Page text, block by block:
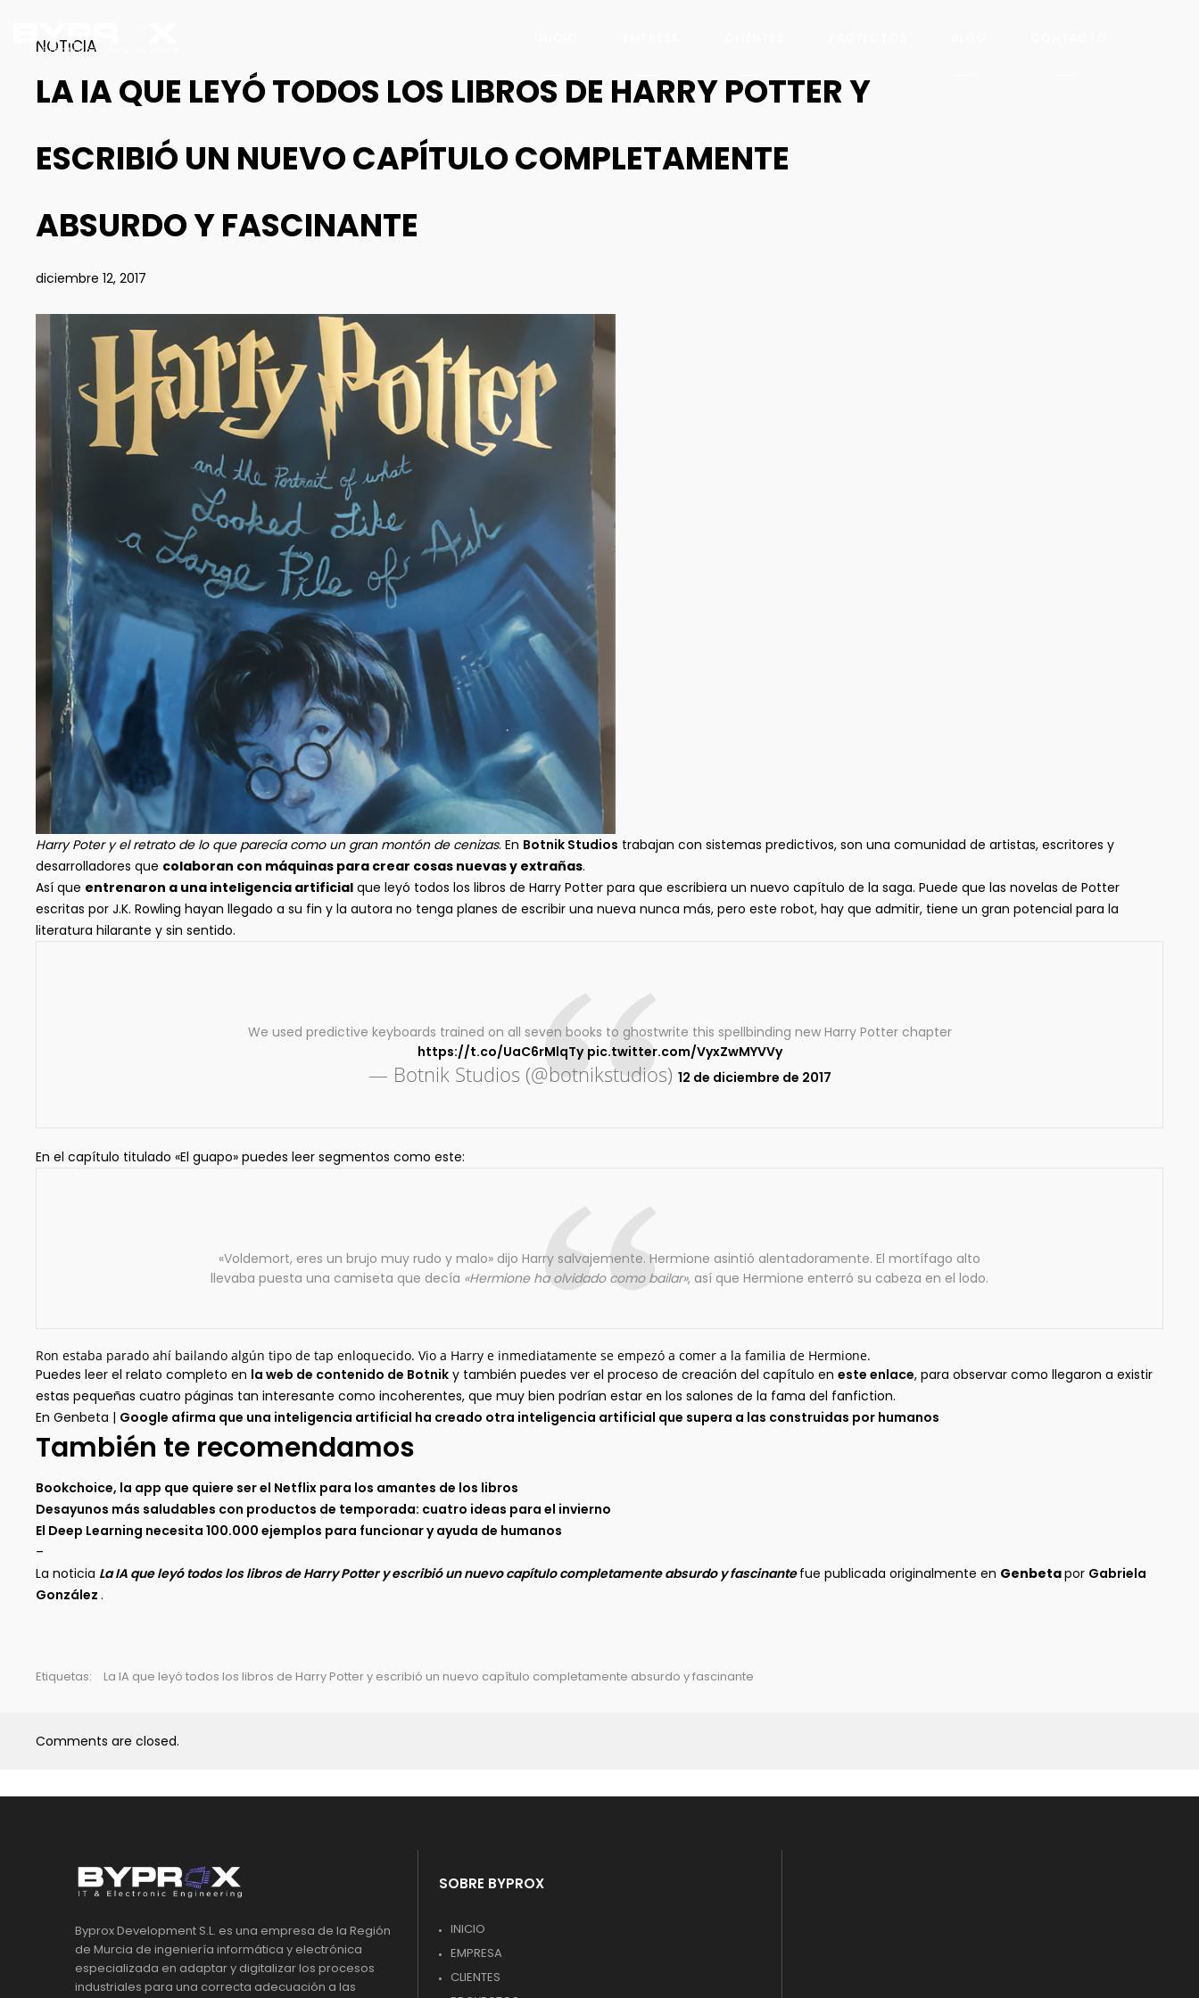
NOTICIA
LA IA QUE LEYÓ TODOS LOS LIBROS DE HARRY POTTER Y
ESCRIBIÓ UN NUEVO CAPÍTULO COMPLETAMENTE
ABSURDO Y FASCINANTE
diciembre 12, 2017
Harry Poter y el retrato de lo que parecía como un gran montón de cenizas. En Botnik Studios trabajan con sistemas predictivos, son una comunidad de artistas, escritores y
desarrolladores que colaboran con máquinas para crear cosas nuevas y extrañas.
Así que entrenaron a una inteligencia artificial que leyó todos los libros de Harry Potter para que escribiera un nuevo capítulo de la saga. Puede que las novelas de Potter
escritas por J.K. Rowling hayan llegado a su fin y la autora no tenga planes de escribir una nueva nunca más, pero este robot, hay que admitir, tiene un gran potencial para la
literatura hilarante y sin sentido.
We used predictive keyboards trained on all seven books to ghostwrite this spellbinding new Harry Potter chapter
https://t.co/UaC6rMlqTy pic.twitter.com/VyxZwMYVVy
— Botnik Studios (@botnikstudios) 12 de diciembre de 2017
En el capítulo titulado «El guapo» puedes leer segmentos como este:
«Voldemort, eres un brujo muy rudo y malo» dijo Harry salvajemente. Hermione asintió alentadoramente. El mortífago alto
llevaba puesta una camiseta que decía «Hermione ha olvidado como bailar», así que Hermione enterró su cabeza en el lodo.
Ron estaba parado ahí bailando algún tipo de tap enloquecido. Vio a Harry e inmediatamente se empezó a comer a la familia de Hermione.
Puedes leer el relato completo en la web de contenido de Botnik y también puedes ver el proceso de creación del capítulo en este enlace, para observar como llegaron a existir
estas pequeñas cuatro páginas tan interesante como incoherentes, que muy bien podrían estar en los salones de la fama del fanfiction.
En Genbeta | Google afirma que una inteligencia artificial ha creado otra inteligencia artificial que supera a las construidas por humanos
También te recomendamos
Bookchoice, la app que quiere ser el Netflix para los amantes de los libros
Desayunos más saludables con productos de temporada: cuatro ideas para el invierno
El Deep Learning necesita 100.000 ejemplos para funcionar y ayuda de humanos
–
La noticia La IA que leyó todos los libros de Harry Potter y escribió un nuevo capítulo completamente absurdo y fascinantefue publicada originalmente en Genbetapor Gabriela
González .
Etiquetas: La IA que leyó todos los libros de Harry Potter y escribió un nuevo capítulo completamente absurdo y fascinante
Comments are closed.
Byprox Development S.L. es una empresa de la Región
de Murcia de ingeniería informática y electrónica
especializada en adaptar y digitalizar los procesos
industriales para una correcta adecuación a las
SOBRE BYPROX
INICIO
EMPRESA
CLIENTES